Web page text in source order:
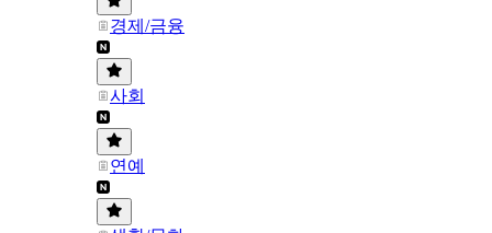
경제/금융
사회
연예